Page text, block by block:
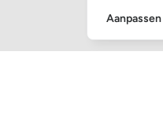
Aanpassen